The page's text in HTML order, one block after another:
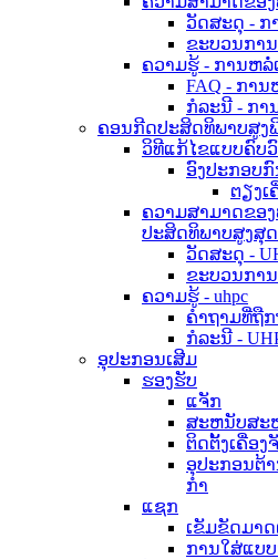
ວັດສະດຸ -
ຂະບວນກາ
ຄວາມຮູ້ - ການຫລໍ່
FAQ - ກາ
ກໍລະນີ - ກາ
ຄອນກີດປະສິດທິພາບສູງພິ
ວິທີແກ້ໄຂແບບຄົບວົ
ອົງປະກອບ
ຕຽງເ
ຄວາມສາມາດຂອ
ປະສິດທິພາບສູງສຸດ
ວັດສະດຸ -
ຂະບວນກາ
ຄວາມຮູ້ - uhpc
ຄຳຖາມທີ່ຖືກ
ກໍລະນີ -
ອຸປະກອນເສີມ
ຮອງຮັບ
ແຈັກ
ສະຫນັບສະ
ຕິດຕັ້ງເຄື່ອງ
ອຸປະກອນຕ້
ກໍາ
ແຊກ
ເຂັມຂັດມາ
ການໃສ່ແບບ